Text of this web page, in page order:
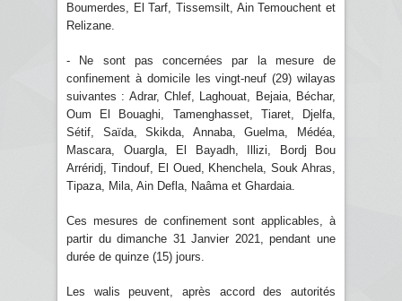
Boumerdes, El Tarf, Tissemsilt, Ain Temouchent et
Relizane.
- Ne sont pas concernées par la mesure de
confinement à domicile les vingt-neuf (29) wilayas
suivantes : Adrar, Chlef, Laghouat, Bejaia, Béchar,
Oum El Bouaghi, Tamenghasset, Tiaret, Djelfa,
Sétif, Saïda, Skikda, Annaba, Guelma, Médéa,
Mascara, Ouargla, El Bayadh, Illizi, Bordj Bou
Arréridj, Tindouf, El Oued, Khenchela, Souk Ahras,
Tipaza, Mila, Ain Defla, Naâma et Ghardaia.
Ces mesures de confinement sont applicables, à
partir du dimanche 31 Janvier 2021, pendant une
durée de quinze (15) jours.
Les walis peuvent, après accord des autorités